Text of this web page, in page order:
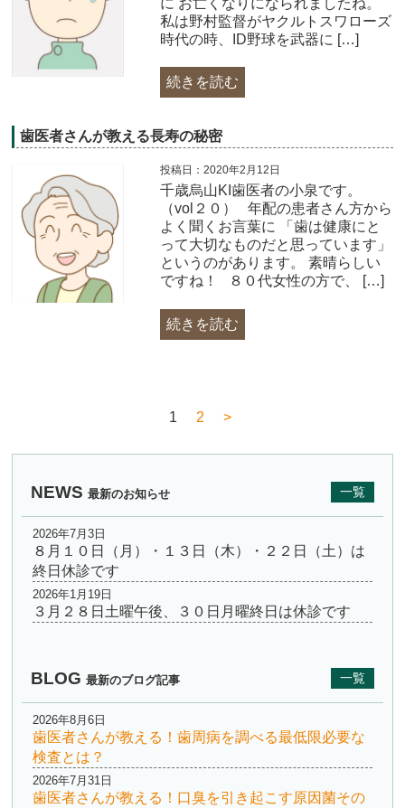
私は野村監督がヤクルトスワローズ
時代の時、ID野球を武器に […]
続きを読む
歯医者さんが教える長寿の秘密
投稿日：2020年2月12日
千歳烏山KI歯医者の小泉です。
（vol２０） 年配の患者さん方から
よく聞くお言葉に 「歯は健康にと
って大切なものだと思っています」
というのがあります。 素晴らしい
ですね！ ８０代女性の方で、 […]
続きを読む
1 2 >
NEWS 最新のお知らせ 一覧
2026年7月3日
８月１０日（月）・１３日（木）・２２日（土）は
終日休診です
2026年1月19日
３月２８日土曜午後、３０日月曜終日は休診です
BLOG 最新のブログ記事 一覧
2026年8月6日
歯医者さんが教える！歯周病を調べる最低限必要な
検査とは？
2026年7月31日
歯医者さんが教える！口臭を引き起こす原因菌その